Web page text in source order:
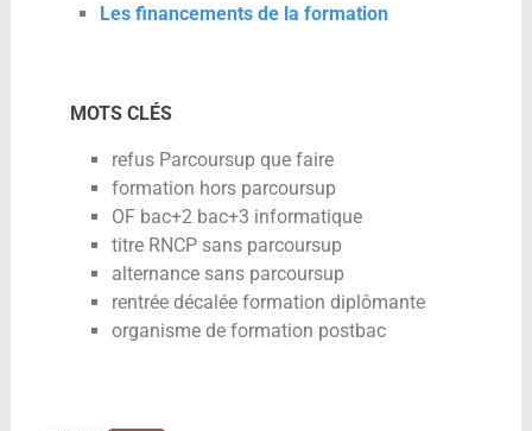
Les financements de la formation
MOTS CLÉS
refus Parcoursup que faire
formation hors parcoursup
OF bac+2 bac+3 informatique
titre RNCP sans parcoursup
alternance sans parcoursup
rentrée décalée formation diplômante
organisme de formation postbac